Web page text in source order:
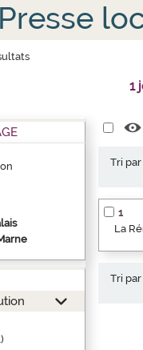
Presse
1
Tri par
1
La
Tri par